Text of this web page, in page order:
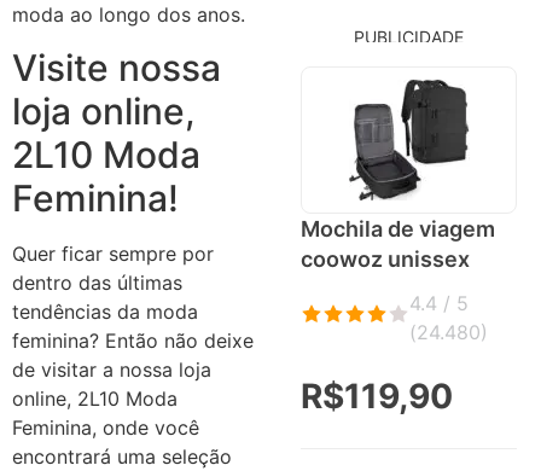
moda ao longo dos anos.
Visite nossa
loja online,
2L10 Moda
Feminina!
Quer ficar sempre por
dentro das últimas
tendências da moda
feminina? Então não deixe
de visitar a nossa loja
online, 2L10 Moda
Feminina, onde você
encontrará uma seleção
PUBLICIDADE
Mochila de viagem
coowoz unissex
4.4 / 5
(24.480)
R$119,90